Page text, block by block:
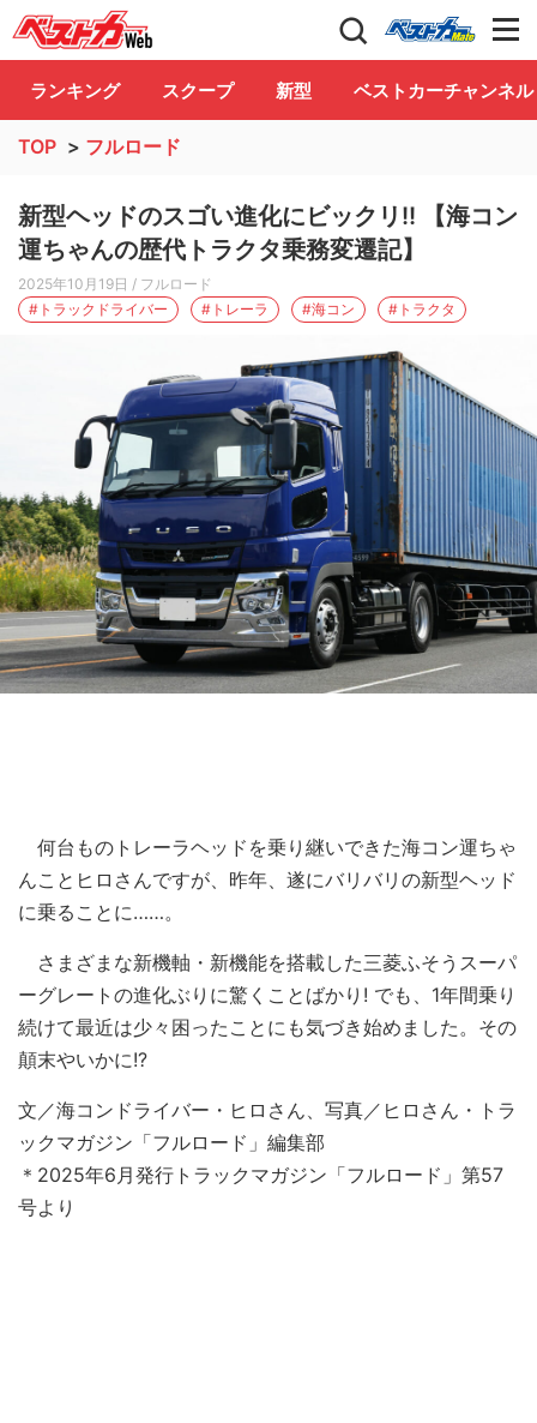
自動車情報誌「ベストカー」 Club
ランキング スクープ 新型 ベストカーチャンネル
TOP > フルロード
新型ヘッドのスゴい進化にビックリ!! 【海コン
運ちゃんの歴代トラクタ乗務変遷記】
2025年10月19日 / フルロード
#トラックドライバー
#トレーラ #海コン #トラクタ
何台ものトレーラヘッドを乗り継いできた海コン運ちゃ
んことヒロさんですが、昨年、遂にバリバリの新型ヘッド
に乗ることに……。
さまざまな新機軸・新機能を搭載した三菱ふそうスーパ
ーグレートの進化ぶりに驚くことばかり! でも、1年間乗り
続けて最近は少々困ったことにも気づき始めました。その
顛末やいかに!?
文／海コンドライバー・ヒロさん、写真／ヒロさん・トラ
ックマガジン「フルロード」編集部
＊2025年6月発行トラックマガジン「フルロード」第57
号より